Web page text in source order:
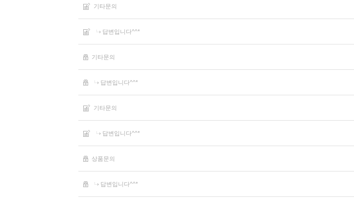
기타문의
답변입니다^^*
기타문의
답변입니다^^*
기타문의
답변입니다^^*
상품문의
답변입니다^^*